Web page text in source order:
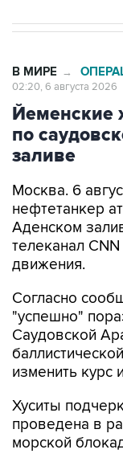
В МИРЕ →
02:20, 6 августа 2026
Йеменские
по
заливе
Москва. 6
нефтетанкер
Аденском
телеканал
движения.
Согласно
"успешно"
Саудовской
изменить курс
Хуситы
проведена в
морской